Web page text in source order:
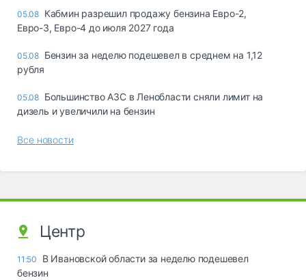
05.08 Кабмин разрешил продажу бензина Евро-2,
Евро-3, Евро-4 до июля 2027 года
05.08 Бензин за неделю подешевел в среднем на 1,12
рубля
05.08 Большинство АЗС в Ленобласти сняли лимит на
дизель и увеличили на бензин
Все новости
Центр
11:50
В Ивановской области за неделю подешевел
бензин